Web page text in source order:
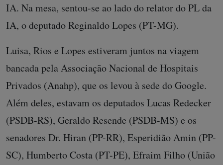
IA. Na mesa, sentou-se ao lado do relator do PL da
IA, o deputado Reginaldo Lopes (PT-MG).
Luisa, Rios e Lopes estiveram juntos na viagem
bancada pela Associação Nacional de Hospitais
Privados (Anahp), que os levou à sede do Google.
Além deles, estavam os deputados Lucas Redecker
(PSDB-RS), Geraldo Resende (PSDB-MS) e os
senadores Dr. Hiran (PP-RR), Esperidião Amin (PP-
SC), Humberto Costa (PT-PE), Efraim Filho (União